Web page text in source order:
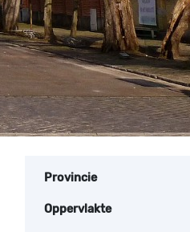
Provincie
Oppervlakte